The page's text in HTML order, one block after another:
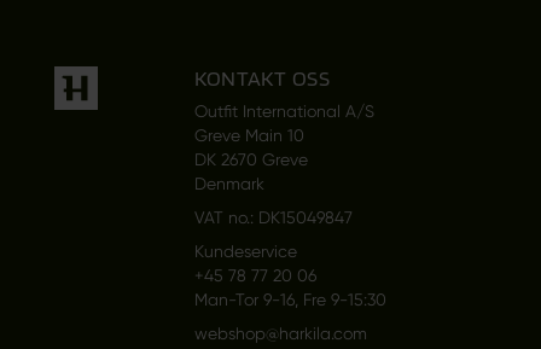
KONTAKT OSS
Outfit International A/S
Greve Main 10
DK 2670 Greve
Denmark
VAT no.: DK15049847
Kundeservice
+45 78 77 20 06
Man-Tor 9-16, Fre 9-15:30
webshop@harkila.com